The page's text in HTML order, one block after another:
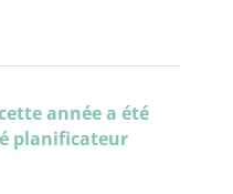
année a été
planificateur